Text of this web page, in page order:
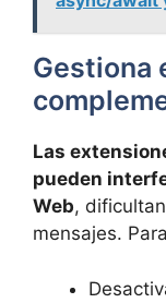
Gestiona
Las
pueden
Web,
mensajes.